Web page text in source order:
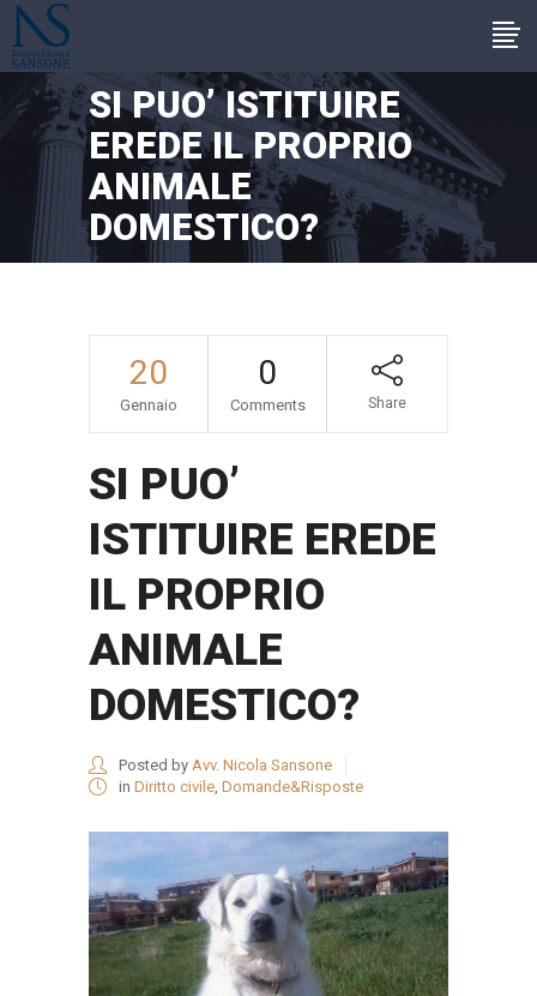
SI PUO’ ISTITUIRE
EREDE IL PROPRIO
ANIMALE
DOMESTICO?
20
Gennaio
0
Comments Share
SI PUO’
ISTITUIRE EREDE
IL PROPRIO
ANIMALE
DOMESTICO?
Posted by Avv. Nicola Sansone
in Diritto civile Domande&Risposte